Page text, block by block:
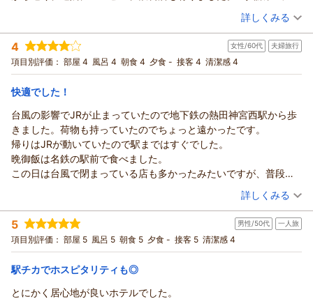
（投稿日：2026/07/16）
宿泊時期： 2026年07月宿泊 (一人旅)
投稿者： ねこ☆すばるさん
宿泊プラン： ☆ビジネスマン応援！シングルプラン（朝食無料サービス）☆
シングル 朝のみ
宿泊価格帯： 6,001～7,000円(大人一人あたり/税込)
詳しくみる
4 女性/60代 夫婦旅行
項目別評価： 部屋 4 風呂 4 朝食 4 夕食 - 接客 4 清潔感 4
快適でした！
台風の影響でJRが止まっていたので地下鉄の熱田神宮西駅から歩
きました。荷物も持っていたのでちょっと遠かったです。
帰りはJRが動いていたので駅まではすぐでした。
晩御飯は名鉄の駅前で食べました。
この日は台風で閉まっている店も多かったみたいですが、普段は
チェックインの時何かの手違いがあったのか、ダブルの予約だっ
たのですがツインにしていただきました。
お部屋が広くて快適に過ごせました！
朝ごはんも素朴な家のごはんという感じで美味しくいただきまし
（投稿日：2026/07/05）
宿泊時期： 2026年06月宿泊 (夫婦旅行)
投稿者： えっちゃんさん
宿泊プラン： ☆ビジネスマン応援！ダブルプラン（朝食無料サービス）☆
ダブル 朝のみ
宿泊価格帯： 7,001～8,000円(大人一人あたり/税込)
詳しくみる
5 男性/50代 一人旅
項目別評価： 部屋 5 風呂 5 朝食 5 夕食 - 接客 5 清潔感 4
駅チカでホスピタリティも◎
とにかく居心地が良いホテルでした。